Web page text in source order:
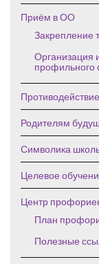
Приём в ОО
Закрепление
Организация
профильного
Родителям
Символика
Целевое
Центр
План
Полезные